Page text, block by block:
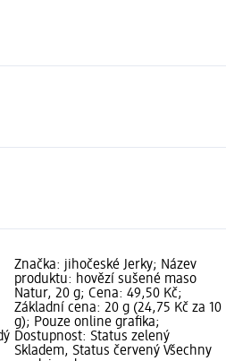
Značka: jihočeské Jerky; Název
produktu: hovězí sušené maso
Natur, 20 g; Cena: 49,50 Kč;
Základní cena: 20 g (24,75 Kč za 10
g); Pouze online grafika;
Dostupnost: Status zelený
Skladem, Status červený Všechny